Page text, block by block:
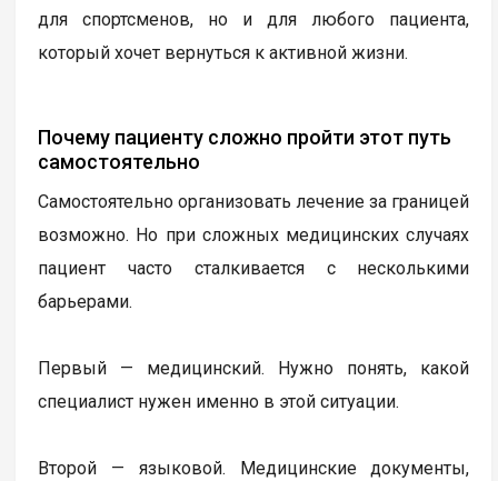
для спортсменов, но и для любого пациента,
который хочет вернуться к активной жизни.
Почему пациенту сложно пройти этот путь
самостоятельно
Самостоятельно организовать лечение за границей
возможно. Но при сложных медицинских случаях
пациент часто сталкивается с несколькими
барьерами.
Первый — медицинский. Нужно понять, какой
специалист нужен именно в этой ситуации.
Второй — языковой. Медицинские документы,